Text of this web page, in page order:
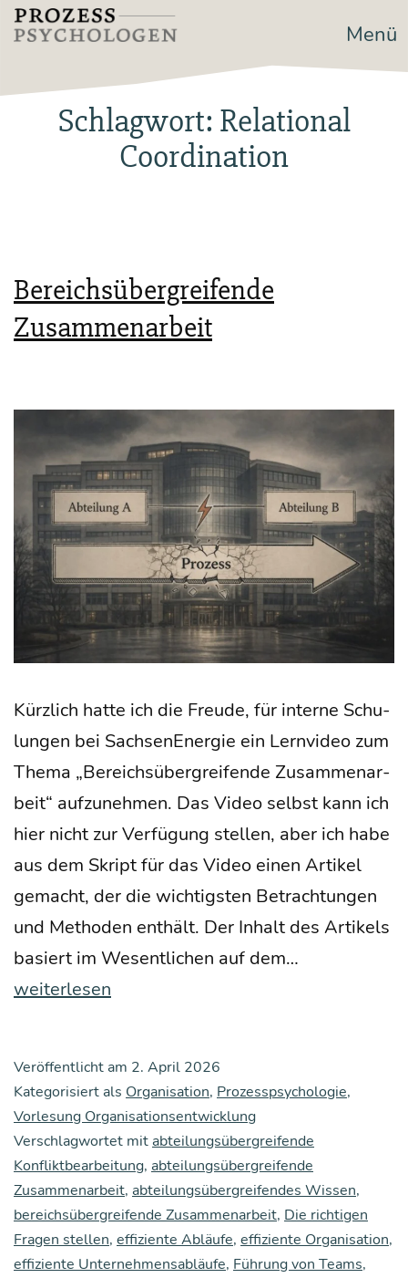
Zum
Inhalt
Prozesspsychologen Menü
Schlagwort: Relational
Coordination
Bereichsübergreifende
Zusammenarbeit
Kürz­lich hat­te ich die Freu­de, für inter­ne Schu­
lun­gen bei Sach­se­n­En­er­gie ein Lern­vi­deo zum
The­ma „Bereichs­über­grei­fen­de Zusam­men­ar­
beit“ auf­zu­neh­men. Das Video selbst kann ich
hier nicht zur Ver­fü­gung stel­len, aber ich habe
aus dem Skript für das Video einen Arti­kel
gemacht, der die wich­tigs­ten Betrach­tun­gen
und Metho­den ent­hält. Der Inhalt des Arti­kels
basiert im Wesent­li­chen auf dem…
de
men­
ar­
beit
weiterlesen
Veröffentlicht am 2. April 2026
Kategorisiert als Organisation, Prozesspsychologie,
Vorlesung Organisationsentwicklung
Verschlagwortet mitabteilungsübergreifende
Konfliktbearbeitung, abteilungsübergreifende
Zusammenarbeit, abteilungsübergreifendes Wissen,
bereichsübergreifende Zusammenarbeit, Die richtigen
Fragen stellen, effiziente Abläufe, effiziente Organisation,
effiziente Unternehmensabläufe, Führung von Teams,